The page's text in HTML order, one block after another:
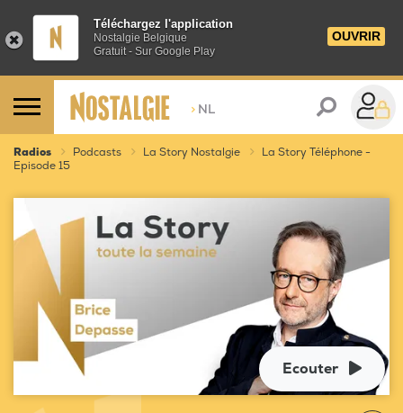
Téléchargez l'application
Nostalgie Belgique
Gratuit - Sur Google Play
OUVRIR
> NL
Radios Podcasts La Story Nostalgie
La Story Téléphone -
Episode 15
Ecouter